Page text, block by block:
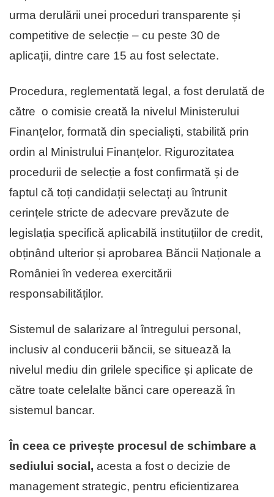
urma derulării unei proceduri transparente și
competitive de selecție – cu peste 30 de
aplicații, dintre care 15 au fost selectate.
Procedura, reglementată legal, a fost derulată de
către o comisie creată la nivelul Ministerului
Finanțelor, formată din specialiști, stabilită prin
ordin al Ministrului Finanțelor. Rigurozitatea
procedurii de selecție a fost confirmată și de
faptul că toți candidații selectați au întrunit
cerințele stricte de adecvare prevăzute de
legislația specifică aplicabilă instituțiilor de credit,
obținând ulterior și aprobarea Băncii Naționale a
României în vederea exercitării
responsabilităților.
Sistemul de salarizare al întregului personal,
inclusiv al conducerii băncii, se situează la
nivelul mediu din grilele specifice și aplicate de
către toate celelalte bănci care operează în
sistemul bancar.
În ceea ce privește procesul de schimbare a
sediului social, acesta a fost o decizie de
management strategic, pentru eficientizarea